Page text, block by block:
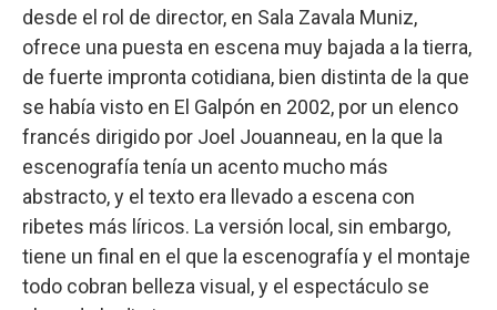
desde el rol de director, en Sala Zavala Muniz,
ofrece una puesta en escena muy bajada a la tierra,
de fuerte impronta cotidiana, bien distinta de la que
se había visto en El Galpón en 2002, por un elenco
francés dirigido por Joel Jouanneau, en la que la
escenografía tenía un acento mucho más
abstracto, y el texto era llevado a escena con
ribetes más líricos. La versión local, sin embargo,
tiene un final en el que la escenografía y el montaje
todo cobran belleza visual, y el espectáculo se